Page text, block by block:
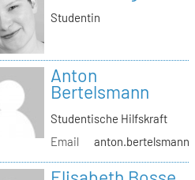
Studentin
Anton
Bertelsmann
Studentische Hilfskraft
Email